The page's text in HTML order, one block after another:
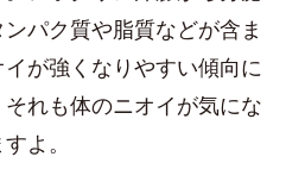
パク質や脂質などが含ま
が強くなりやすい傾向に
れも体のニオイが気にな
よ。